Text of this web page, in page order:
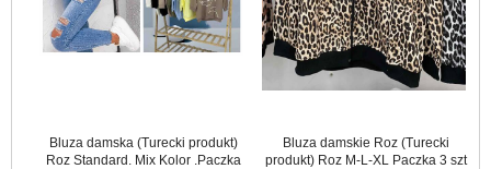
Bluza damska (Turecki produkt)
Roz Standard. Mix Kolor .Paczka
Bluza damskie Roz (Turecki
produkt) Roz M-L-XL Paczka 3 szt